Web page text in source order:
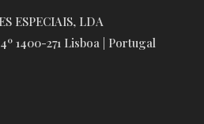
ESPECIAIS, LDA
1400-271 Lisboa | Portugal